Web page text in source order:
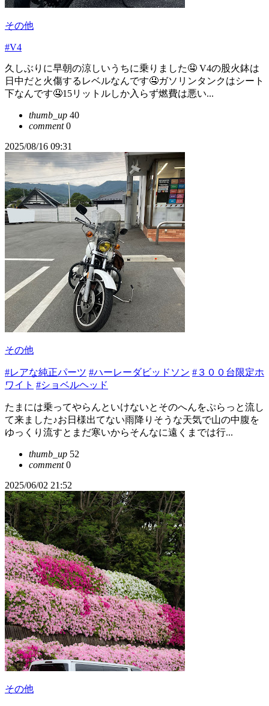
その他
#V4
久しぶりに早朝の涼しいうちに乗りました🤤 V4の股火鉢は
日中だと火傷するレベルなんです🤤ガソリンタンクはシート
下なんです🤤15リットルしか入らず燃費は悪い...
thumb_up 40
comment0
2025/08/16 09:31
その他
#レアな純正パーツ #ハーレーダビッドソン #３００台限定ホ
ワイト #ショベルヘッド
たまには乗ってやらんといけないとそのへんをぷらっと流し
て来ました♪お日様出てない雨降りそうな天気で山の中腹を
ゆっくり流すとまだ寒いからそんなに遠くまでは行...
thumb_up 52
comment0
2025/06/02 21:52
その他